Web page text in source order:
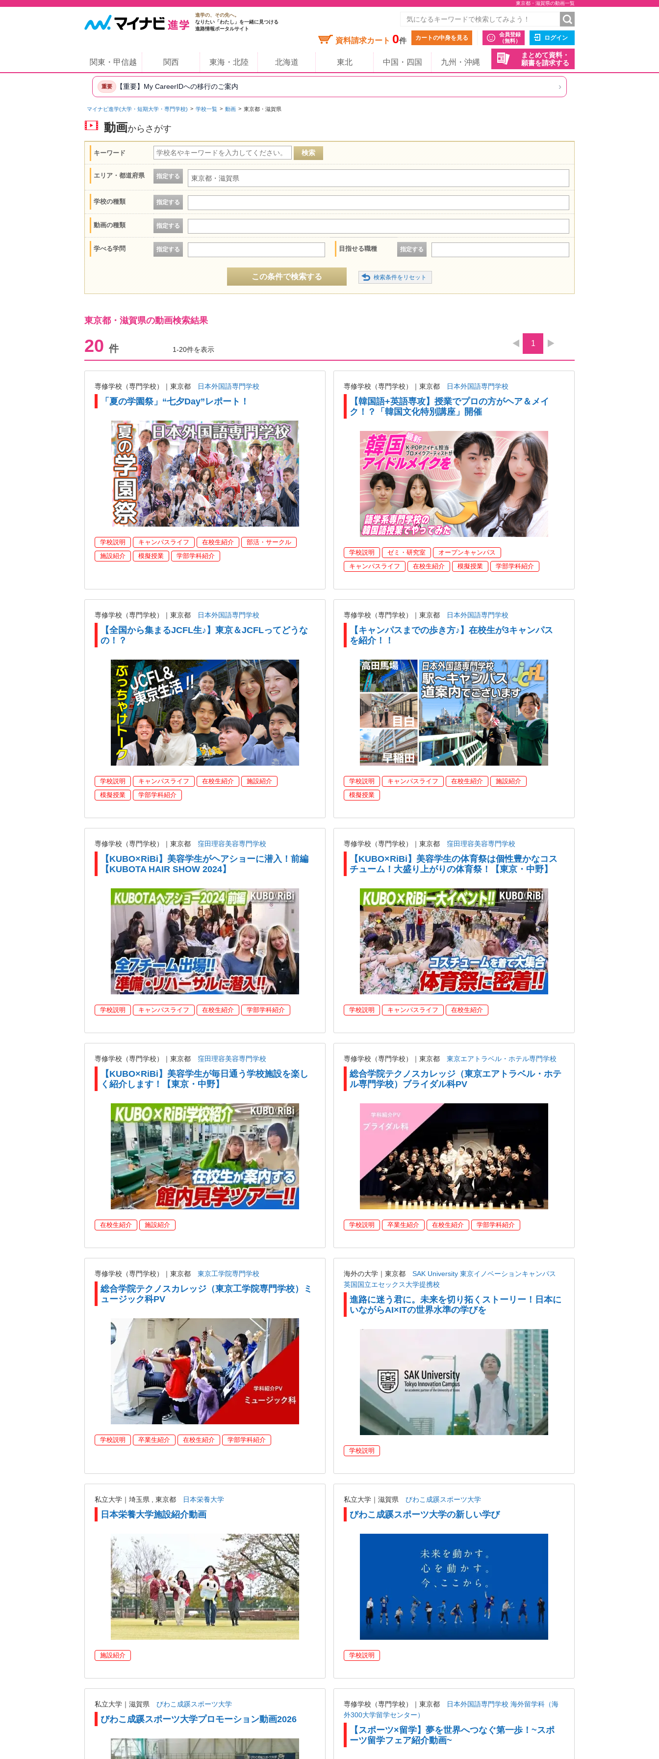
東京都・滋賀県の動画一覧
進学の、その先へ。
なりたい「わたし」を一緒に見つける
進路情報ポータルサイト
資料請求カート 0件 カートの中身を見る
会員登録
（無料）
ログイン
まとめて資料・
願書を請求する
関東・甲信越 関西 東海・北陸 北海道 東北 中国・四国 九州・沖縄
重要 【重要】My CareerIDへの移行のご案内 ›
マイナビ進学(大学・短期大学・専門学校) 学校一覧 動画 東京都・滋賀県
動画からさがす
キーワード
エリア・都道府県 指定する 東京都・滋賀県
学校の種類 指定する
動画の種類 指定する
学べる学問 指定する 目指せる職種 指定する
この条件で検索する
東京都・滋賀県の動画検索結果
20 件 1-20件を表示
1
専修学校（専門学校）｜東京都 日本外国語専門学校
「夏の学園祭」“七夕Day”レポート！
学校説明 キャンパスライフ 在校生紹介
部活・サークル
施設紹介
模擬授業 学部学科紹介
専修学校（専門学校）｜東京都 日本外国語専門学校
【韓国語+英語専攻】授業でプロの方がヘア＆メイ
ク！？「韓国文化特別講座」開催
学校説明 ゼミ・研究室
オープンキャンパス
キャンパスライフ
在校生紹介 模擬授業 学部学科紹介
専修学校（専門学校）｜東京都 日本外国語専門学校
【全国から集まるJCFL生♪】東京＆JCFLってどうな
の！？
学校説明 キャンパスライフ 在校生紹介
施設紹介
模擬授業
学部学科紹介
専修学校（専門学校）｜東京都 日本外国語専門学校
【キャンパスまでの歩き方♪】在校生が3キャンパス
を紹介！！
学校説明 キャンパスライフ 在校生紹介
施設紹介
模擬授業
専修学校（専門学校）｜東京都 窪田理容美容専門学校
【KUBO×RiBi】美容学生がヘアショーに潜入！前編
【KUBOTA HAIR SHOW 2024】
学校説明 キャンパスライフ 在校生紹介 学部学科紹介
専修学校（専門学校）｜東京都 窪田理容美容専門学校
【KUBO×RiBi】美容学生の体育祭は個性豊かなコス
チューム！大盛り上がりの体育祭！【東京・中野】
学校説明 キャンパスライフ 在校生紹介
専修学校（専門学校）｜東京都 窪田理容美容専門学校
【KUBO×RiBi】美容学生が毎日通う学校施設を楽し
く紹介します！【東京・中野】
在校生紹介 施設紹介
専修学校（専門学校）｜東京都 東京エアトラベル・ホテル専門学校
総合学院テクノスカレッジ（東京エアトラベル・ホテ
ル専門学校）ブライダル科PV
学校説明 卒業生紹介 在校生紹介 学部学科紹介
専修学校（専門学校）｜東京都 東京工学院専門学校
総合学院テクノスカレッジ（東京工学院専門学校）ミ
ュージック科PV
学校説明 卒業生紹介 在校生紹介 学部学科紹介
海外の大学｜東京都
SAK University 東京イノベーションキャンパス
英国国立エセックス大学提携校
進路に迷う君に。未来を切り拓くストーリー！日本に
いながらAI×ITの世界水準の学びを
学校説明
私立大学｜埼玉県 , 東京都 日本栄養大学
日本栄養大学施設紹介動画
施設紹介
私立大学｜滋賀県 びわこ成蹊スポーツ大学
びわこ成蹊スポーツ大学の新しい学び
学校説明
私立大学｜滋賀県 びわこ成蹊スポーツ大学
びわこ成蹊スポーツ大学プロモーション動画2026
専修学校（専門学校）｜東京都
日本外国語専門学校 海外留学科（海
外300大学留学センター）
【スポーツ×留学】夢を世界へつなぐ第一歩！~スポ
ーツ留学フェア紹介動画~